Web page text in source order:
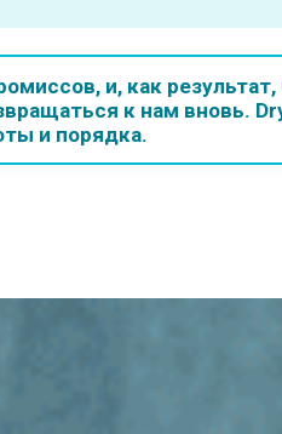
и, как
к нам вновь.
и порядка.